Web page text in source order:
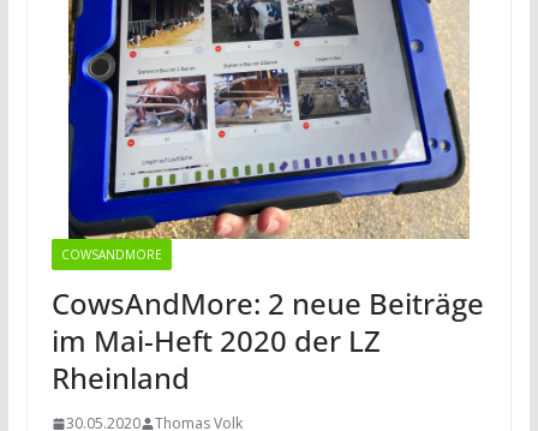
COWSANDMORE
CowsAndMore: 2 neue Beiträge
im Mai-Heft 2020 der LZ
Rheinland
30.05.2020 Thomas Volk